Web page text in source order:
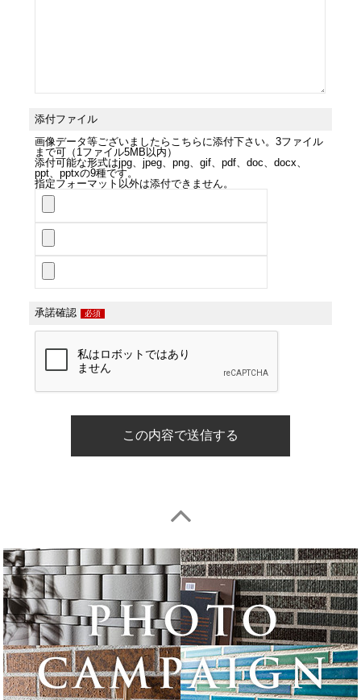
添付ファイル
画像データ等ございましたらこちらに添付下さい。3ファイル
まで可（1ファイル5MB以内）
添付可能な形式はjpg、jpeg、png、gif、pdf、doc、docx、
ppt、pptxの9種です。
指定フォーマット以外は添付できません。
承諾確認 必須